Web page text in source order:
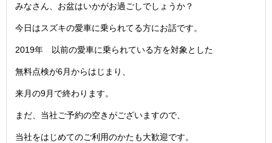
みなさん、お盆はいかがお過ごしでしょうか？
今日はスズキの愛車に乗られてる方にお話です。
2019年 以前の愛車に乗られている方を対象とした
無料点検が6月からはじまり、
来月の9月で終わります。
まだ、当社ご予約の空きがございますので、
当社をはじめてのご利用のかたも大歓迎です。